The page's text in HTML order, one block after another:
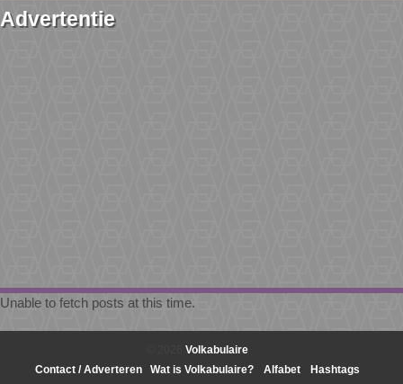
Advertentie
Unable to fetch posts at this time.
Volkabulaire
Contact / Adverteren
Wat is Volkabulaire? Alfabet Hashtags